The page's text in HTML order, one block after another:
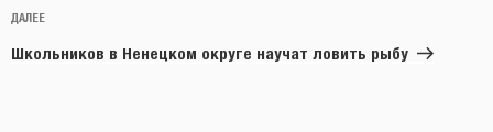
Следующая
запись
ДАЛЕЕ
Школьников в Ненецком округе научат ловить рыбу